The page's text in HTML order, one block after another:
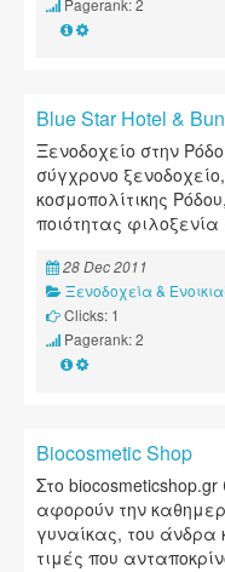
Pagerank: 2
Blue Star Hotel &
Ξενοδοχείο στην
σύγχρονο
κοσμοπολίτικης
ποιότητας φιλοξενία
28 Dec 2011
Ξενοδοχεία &
Clicks: 1
Pagerank: 2
Biocosmetic Shop
Στο
αφορούν την
γυναίκας, του άνδρα
τιμές που